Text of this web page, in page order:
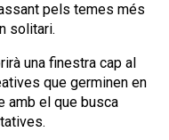
pels temes més
solitari.
una finestra cap al
que germinen en
amb el que busca